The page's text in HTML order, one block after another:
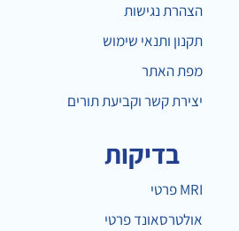
הצהרת נגישות
תקנון ותנאי שימוש
מפת האתר
יצירת קשר וקביעת תורים
בדיקות
MRI פרטי
אולטרסאונד פרטי